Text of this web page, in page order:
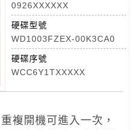
0926XXXXXX
硬碟型號
WD1003FZEX-00K3CA0
硬碟序號
WCC6Y1TXXXXX
複開機可進入一次，